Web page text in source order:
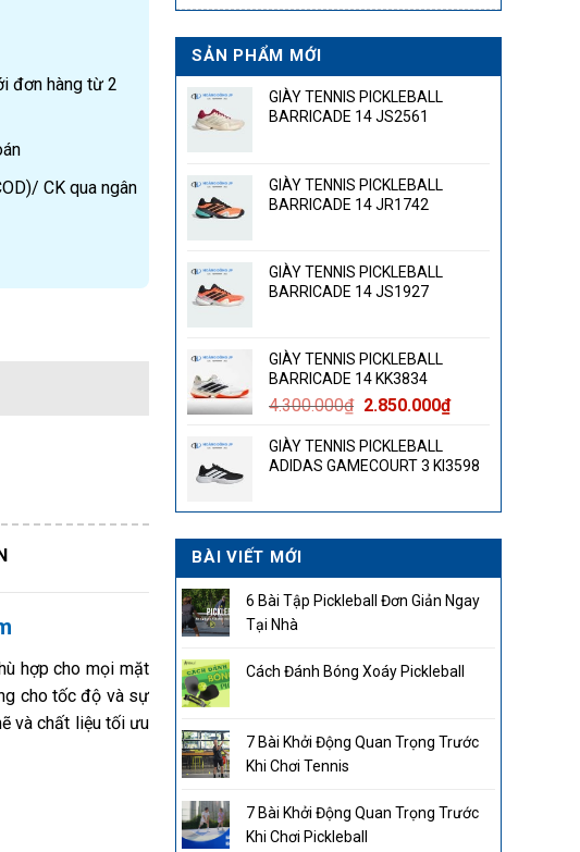
SẢN PHẨM MỚI
GIÀY TENNIS PICKLEBALL
BARRICADE 14 JS2561
GIÀY TENNIS PICKLEBALL
BARRICADE 14 JR1742
GIÀY TENNIS PICKLEBALL
BARRICADE 14 JS1927
GIÀY TENNIS PICKLEBALL
BARRICADE 14 KK3834
4.300.000₫ Giá
là:
4.300.000₫.
2.850.000₫Giá
là:
GIÀY TENNIS PICKLEBALL
ADIDAS GAMECOURT 3 KI3598
BÀI VIẾT MỚI
6 Bài Tập Pickleball Đơn Giản Ngay
Tại Nhà
Cách Đánh Bóng Xoáy Pickleball
7 Bài Khởi Động Quan Trọng Trước
Khi Chơi Tennis
7 Bài Khởi Động Quan Trọng Trước
Khi Chơi Pickleball
đơn hàng từ 2
CK qua ngân
hợp cho mọi mặt
cho tốc độ và sự
và chất liệu tối ưu